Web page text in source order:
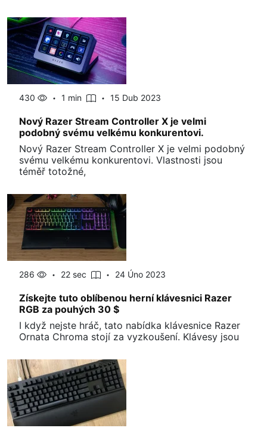
430 1 min 15 Dub 2023
Nový Razer Stream Controller X je velmi
podobný svému velkému konkurentovi.
Nový Razer Stream Controller X je velmi podobný
svému velkému konkurentovi. Vlastnosti jsou
téměř totožné,
286 22 sec 24 Úno 2023
Získejte tuto oblíbenou herní klávesnici Razer
RGB za pouhých 30 $
I když nejste hráč, tato nabídka klávesnice Razer
Ornata Chroma stojí za vyzkoušení. Klávesy jsou